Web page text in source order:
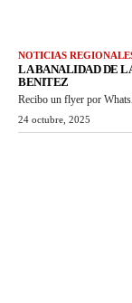
NOTICIAS
LA BANALIDAD DE
BENITEZ
Recibo un flyer por
24 octubre, 2025